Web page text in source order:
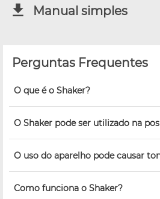
Manual simples
Perguntas Frequentes
O que é o Shaker?
O Shaker pode ser utilizado na
O uso do aparelho pode causar
Como funciona o Shaker?